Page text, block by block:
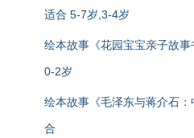
适合 5-7岁,3-4岁
绘本故事《花园宝宝亲子故
0-2岁
绘本故事《毛泽东与蒋介石
合